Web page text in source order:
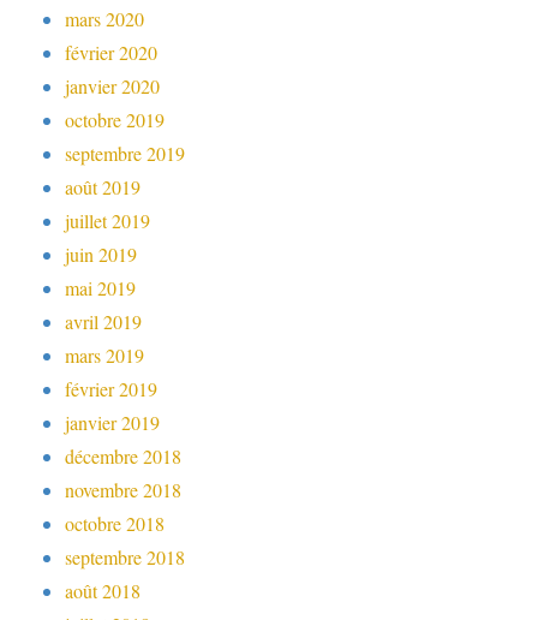
mars 2020
février 2020
janvier 2020
octobre 2019
septembre 2019
août 2019
juillet 2019
juin 2019
mai 2019
avril 2019
mars 2019
février 2019
janvier 2019
décembre 2018
novembre 2018
octobre 2018
septembre 2018
août 2018